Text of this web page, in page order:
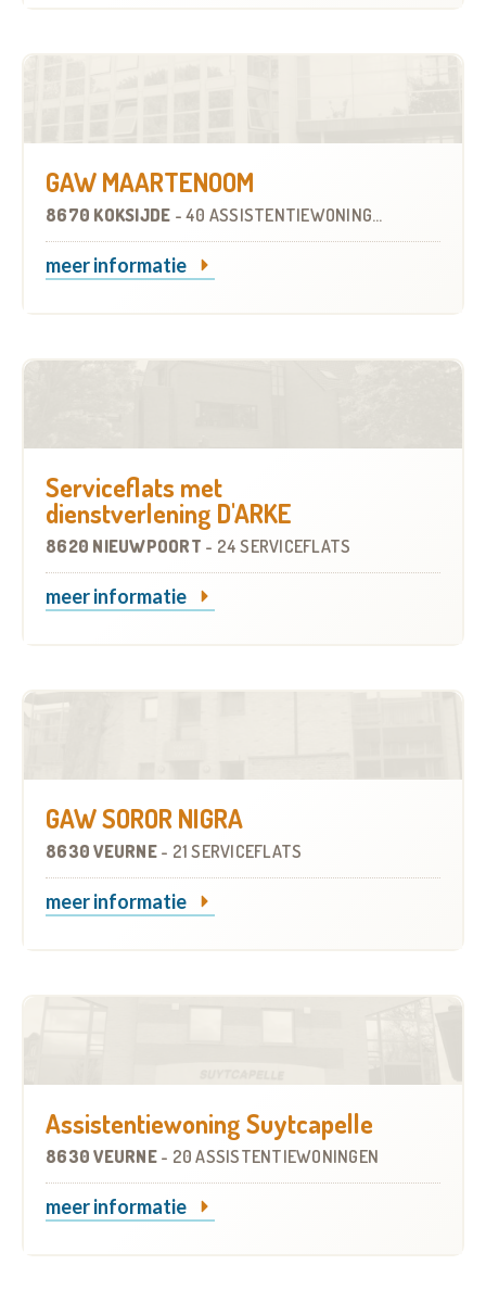
GAW MAARTENOOM
8670 KOKSIJDE - 40 ASSISTENTIEWONINGEN
meer informatie
Serviceflats met
dienstverlening D'ARKE
8620 NIEUWPOORT - 24 SERVICEFLATS
meer informatie
GAW SOROR NIGRA
8630 VEURNE - 21 SERVICEFLATS
meer informatie
Assistentiewoning Suytcapelle
8630 VEURNE - 20 ASSISTENTIEWONINGEN
meer informatie